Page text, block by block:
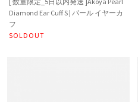
Diamond Ear Cuff S | パール イヤーカ
フ
SOLDOUT